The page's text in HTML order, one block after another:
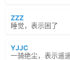
ZZZ
睡觉，表示困了
YJJC
一骑绝尘，表示遥